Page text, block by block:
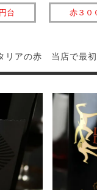
台 赤３０
リアの赤 当店で最初